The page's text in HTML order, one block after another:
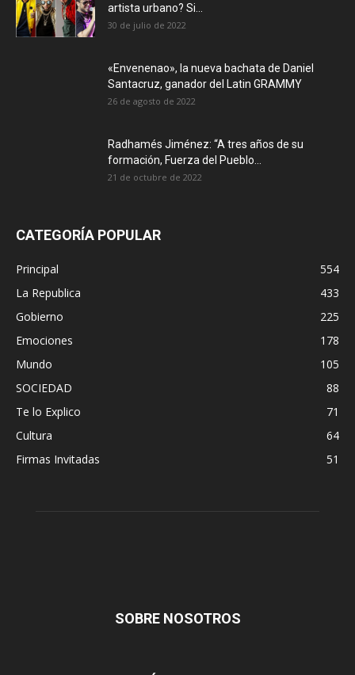
artista urbano? Si...
30 de julio de 2022
«Envenenao», la nueva bachata de Daniel
Santacruz, ganador del Latin GRAMMY
26 de agosto de 2022
Radhamés Jiménez: “A tres años de su
formación, Fuerza del Pueblo...
21 de octubre de 2022
CATEGORÍA POPULAR
Principal
554
La Republica
433
Gobierno
225
Emociones
178
Mundo
105
SOCIEDAD
88
Te lo Explico
71
Cultura
64
Firmas Invitadas
51
SOBRE NOSOTROS